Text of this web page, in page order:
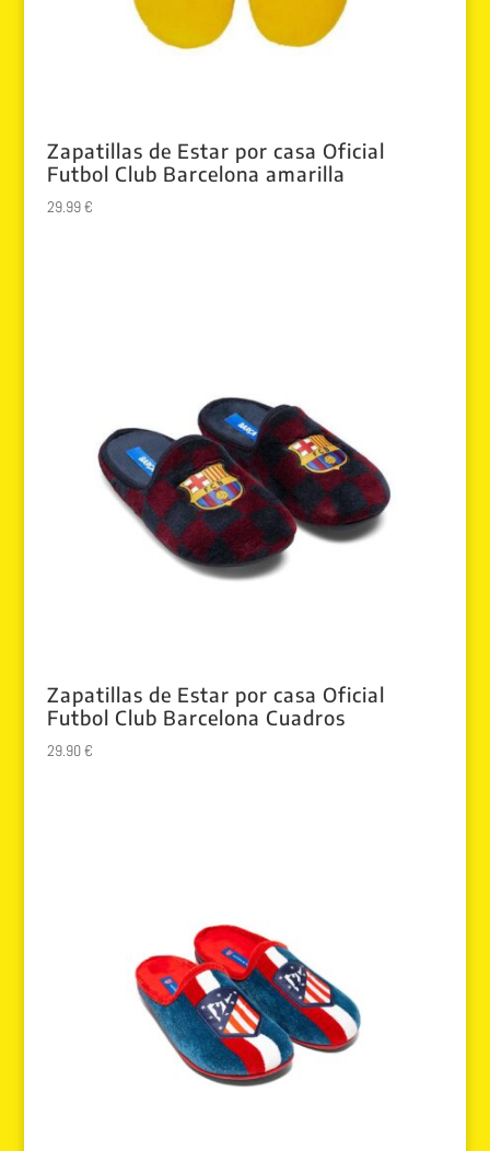
Zapatillas de Estar por casa Oficial
Futbol Club Barcelona amarilla
29.99€
Zapatillas de Estar por casa Oficial
Futbol Club Barcelona Cuadros
29.90€